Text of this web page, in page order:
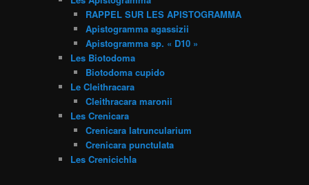
RAPPEL SUR LES APISTOGRAMMA
Apistogramma agassizii
Apistogramma sp. « D10 »
Les Biotodoma
Biotodoma cupido
Le Cleithracara
Cleithracara maronii
Les Crenicara
Crenicara latruncularium
Crenicara punctulata
Les Crenicichla